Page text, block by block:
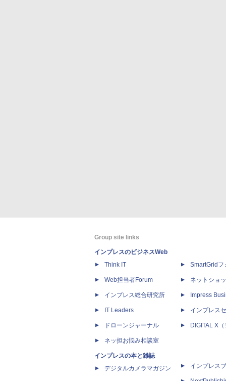
Group site links
インプレスのビジネスWeb
Think IT
Web担当者Forum
インプレス総合研究所
IT Leaders
ドローンジャーナル
ネッ担お悩み相談室
インプレスの本と雑誌
デジタルカメラマガジン
SmartGridフ
ネットショ
Impress
インプレス
DIGITAL X
インプレス